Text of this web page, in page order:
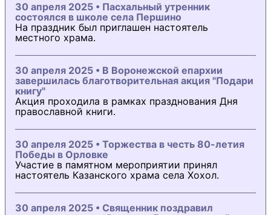
30 апреля 2025 • Пасхальный утренник
состоялся в школе села Першино
На праздник был приглашен настоятель
местного храма.
30 апреля 2025 • В Воронежской епархии
завершилась благотворительная акция "Подари
книгу"
Акция проходила в рамках празднования Дня
православной книги.
30 апреля 2025 • Торжества в честь 80-летия
Победы в Орловке
Участие в памятном мероприятии принял
настоятель Казанского храма села Хохол.
30 апреля 2025 • Священник поздравил